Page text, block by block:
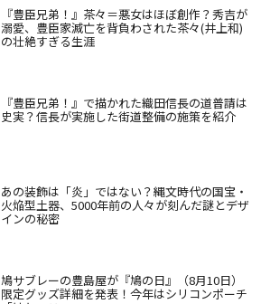
『豊臣兄弟！』茶々＝悪女はほぼ創作？秀吉が
溺愛、豊臣家滅亡を背負わされた茶々(井上和)
の壮絶すぎる生涯
『豊臣兄弟！』で描かれた織田信長の道普請は
史実？信長が実施した街道整備の施策を紹介
あの装飾は「炎」ではない？縄文時代の国宝・
火焔型土器、5000年前の人々が刻んだ謎とデザ
インの秘密
鳩サブレーの豊島屋が『鳩の日』（8月10日）
限定グッズ詳細を発表！今年はシリコンポーチ